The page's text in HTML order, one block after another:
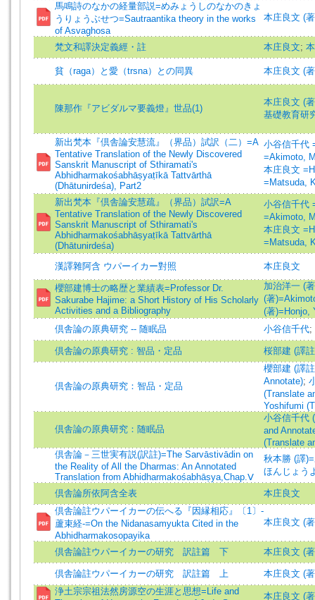
馬鳴詩のなかの経量部説=めみょうしのなかのきょ
うりょうぶせつ=Sautraantika theory in the works
of Asvaghosa
本庄良文 (
梵文和譯決定義經・註 本庄良文;
貧（raga）と愛（trsna）との同異 本庄良文 (
陳那作『アビダルマ要義燈』世品(1)
本庄良文 (
基礎教育研
新出梵本『倶舎論安慧流』（界品）試訳（二）=A
Tentative Translation of the Newly Discovered
Sanskrit Manuscript of Sthiramati's
Abhidharmakośabhāṣyaṭīkā Tattvārthā
(Dhātunirdeśa), Part2
小谷信千代
=Akimoto,
本庄良文
=Matsuda,
新出梵本『倶舎論安慧疏』（界品）試訳=A
Tentative Translation of the Newly Discovered
Sanskrit Manuscript of Sthiramati's
Abhidharmakośabhāṣyaṭīkā Tattvārthā
(Dhātunirdeśa)
小谷信千代
=Akimoto,
本庄良文
=Matsuda,
漢譯雜阿含 ウパーイカー對照 本庄良文
櫻部建博士の略歴と業績表=Professor Dr.
Sakurabe Hajime: a Short History of His Scholarly
Activities and a Bibliography
加治洋一 (
(著
(著)=Honjo,
倶舎論の原典研究 -- 随眠品
小谷信千代;
倶舎論の原典研究 : 智品・定品 桜部建 (譯
倶舎論の原典研究：智品・定品
櫻部建 (譯
Annotate);
(Translate
Yoshifumi
倶舎論の原典研究：随眠品
小谷信千代
and
(Translate
倶舎論－三世実有説(訳註)=The Sarvāstivādin on
the Reality of All the Dharmas: An Annotated
Translation from Abhidharmakośabhāṣya,Chap.Ⅴ
秋本勝 (譯
ほんじょう
倶舎論所依阿含全表
本庄良文
倶舎論註ウパーイカーの伝へる『因縁相応』〔1〕-
蘆束経-=On the Nidanasamyukta Cited in the
Abhidharmakosopayika
本庄良文 (
倶舎論註ウパーイカーの研究 訳註篇 下 本庄良文 (
倶舎論註ウパーイカーの研究 訳註篇 上
本庄良文 (
浄土宗宗祖法然房源空の生涯と思想=Life and
本庄良文 (